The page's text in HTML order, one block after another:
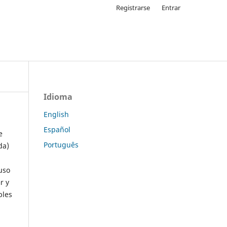
Registrarse Entrar
y
Idioma
English
Español
Português